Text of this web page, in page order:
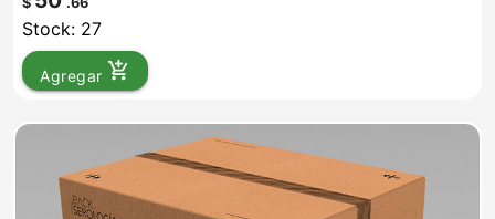
Stock: 27
Agregar add_shopping_cart